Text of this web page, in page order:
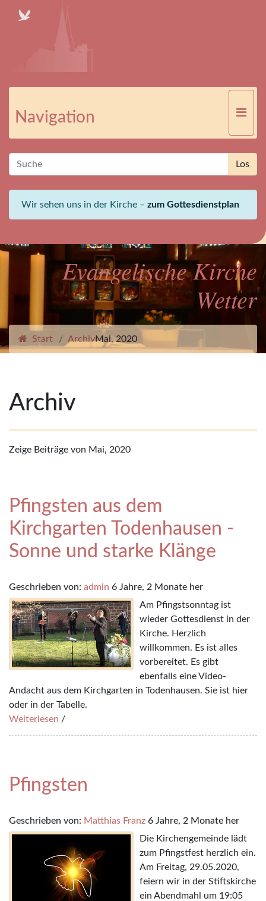
Navigation
Wir sehen uns in der Kirche – zum Gottesdienstplan
Evangelische Kirche
Wetter
Start ArchivMai, 2020
Archiv
Zeige Beiträge von Mai, 2020
Pfingsten aus dem
Kirchgarten Todenhausen -
Sonne und starke Klänge
Geschrieben von: admin 6 Jahre, 2 Monate her
Am Pfingstsonntag ist
wieder Gottesdienst in der
Kirche. Herzlich
willkommen. Es ist alles
vorbereitet. Es gibt
ebenfalls eine Video-
Andacht aus dem Kirchgarten in Todenhausen. Sie ist hier
oder in der Tabelle.
Weiterlesen /
Pfingsten
Geschrieben von: Matthias Franz 6 Jahre, 2 Monate her
Die Kirchengemeinde lädt
zum Pfingstfest herzlich ein.
Am Freitag, 29.05.2020,
feiern wir in der Stiftskirche
ein Abendmahl um 19:05